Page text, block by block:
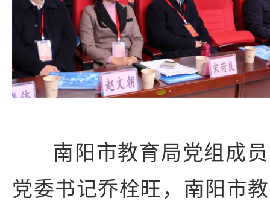
南阳市教育局党组成
党委书记乔栓旺，南阳市